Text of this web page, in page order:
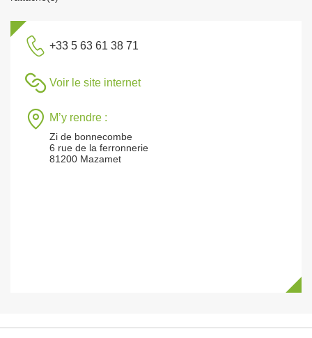
+33 5 63 61 38 71
Voir le site internet
M’y rendre :
Zi de bonnecombe
6 rue de la ferronnerie
81200 Mazamet